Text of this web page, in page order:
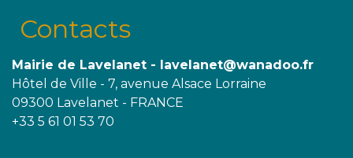
Contacts
Mairie de Lavelanet - lavelanet@wanadoo.fr
Hôtel de Ville - 7, avenue Alsace Lorraine
09300 Lavelanet - FRANCE
+33 5 61 01 53 70